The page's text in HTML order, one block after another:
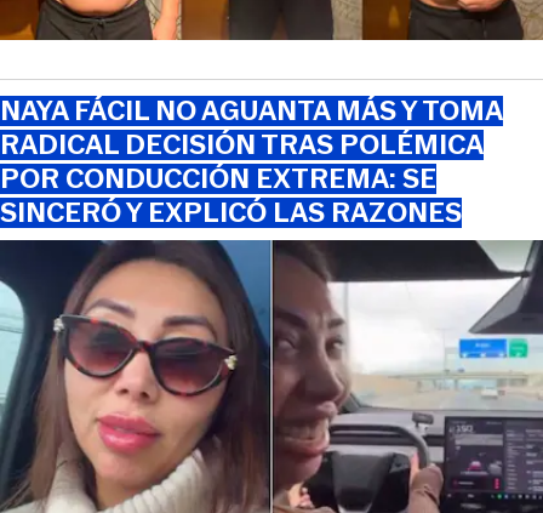
NAYA FÁCIL NO AGUANTA MÁS Y TOMA
RADICAL DECISIÓN TRAS POLÉMICA
POR CONDUCCIÓN EXTREMA: SE
SINCERÓ Y EXPLICÓ LAS RAZONES